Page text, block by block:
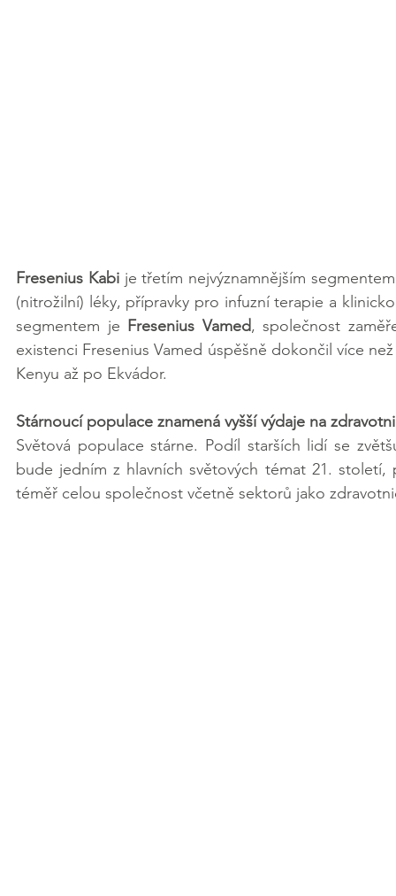
Fresenius Kabi je třetím nejvýznamnějším
(nitrožilní) léky, přípravky pro infuzní terapie a
segmentem je Fresenius Vamed, společnost
existenci Fresenius Vamed úspěšně dokončil více
Kenyu až po Ekvádor.
Stárnoucí populace znamená vyšší výdaje na
Světová populace stárne. Podíl starších lidí se
bude jedním z hlavních světových témat 21.
téměř celou společnost včetně sektorů jako